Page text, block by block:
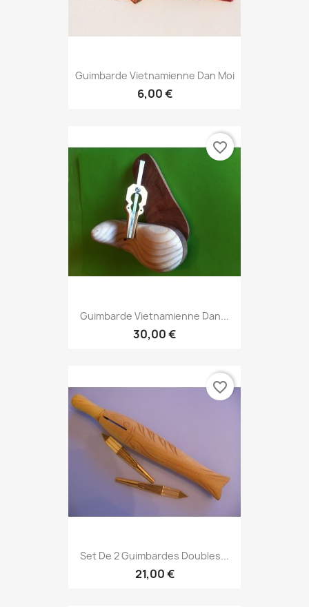
Guimbarde Vietnamienne Dan Moi
6,00 €
Guimbarde Vietnamienne Dan...
30,00 €
favorite_border
Set De 2 Guimbardes Doubles...
21,00 €
favorite_border